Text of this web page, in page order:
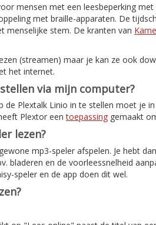
mensen met een leesbeperking
met braille-apparaten. De
menselijke stem. De kranten van
(streamen) maar je kan ze ook
het internet.
via mijn computer?
de Plextalk Linio in te stellen moet je
Plextor eentoepassing gemaakt
lezen?
mp3-speler afspelen. Je hebt
bladeren en de voorleessnelheid
speler en de app doen dit wel.